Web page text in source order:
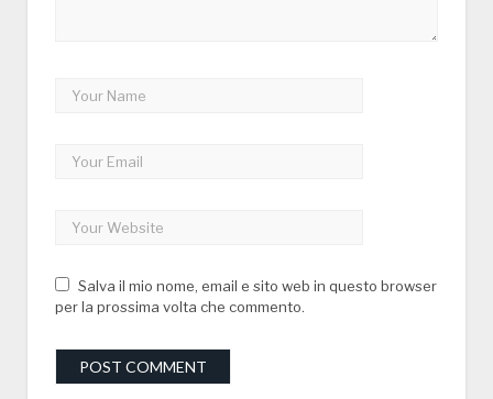
Salva il mio nome, email e sito web in questo browser
per la prossima volta che commento.